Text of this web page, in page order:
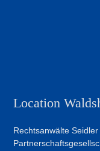
Location
Rechtsanwälte